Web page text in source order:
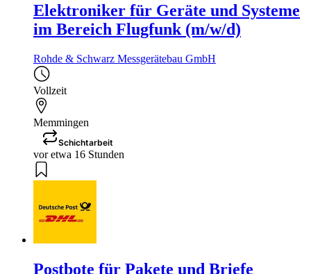
Elektroniker für Geräte und Systeme
im Bereich Flugfunk (m/w/d)
Rohde & Schwarz Messgerätebau GmbH
Vollzeit
Memmingen
Schichtarbeit
vor etwa 16 Stunden
Postbote für Pakete und Briefe